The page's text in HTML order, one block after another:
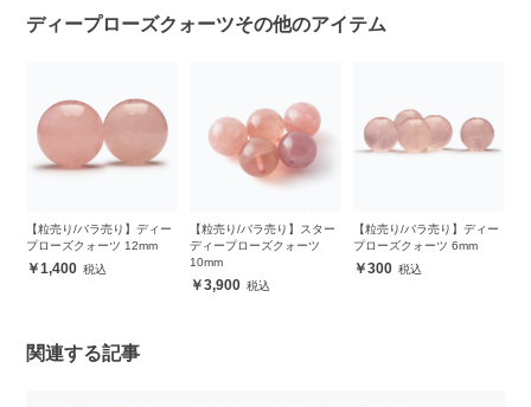
ディープローズクォーツその他のアイテム
【粒売り/バラ売り】ディー
プローズクォーツ 12mm
1,400
【粒売り/バラ売り】スター
ディープローズクォーツ
10mm
3,900
【粒売り/バラ売り】ディー
プローズクォーツ 6mm
300
関連する記事